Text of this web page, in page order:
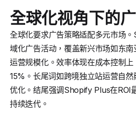
全球化视角下的
全球化要求广告策略适配多元市场
域化广告活动，覆盖新兴市场如东
运营规模化。效率体现在成本控制
15%。长尾词如跨境独立站运营自
优化。结尾强调Shopify Plus在ROI
持续迭代。